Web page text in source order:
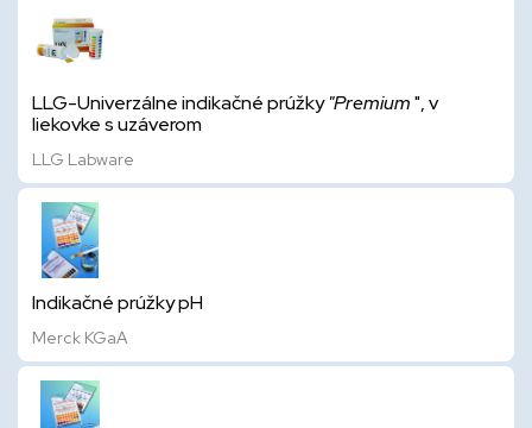
LLG-Univerzálne indikačné prúžky"Premium", v
liekovke s uzáverom
LLG Labware
Indikačné prúžky pH
Merck KGaA